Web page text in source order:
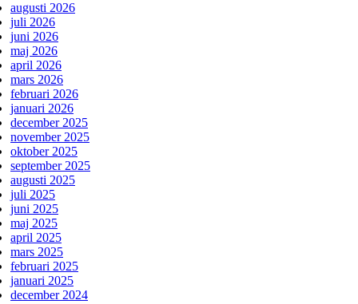
augusti 2026
juli 2026
juni 2026
maj 2026
april 2026
mars 2026
februari 2026
januari 2026
december 2025
november 2025
oktober 2025
september 2025
augusti 2025
juli 2025
juni 2025
maj 2025
april 2025
mars 2025
februari 2025
januari 2025
december 2024